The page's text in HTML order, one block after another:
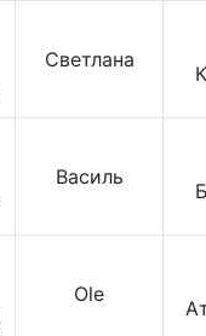
Светлана
Василь
Ole